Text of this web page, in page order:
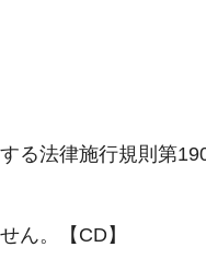
る法律施行規則第
ん。【CD】